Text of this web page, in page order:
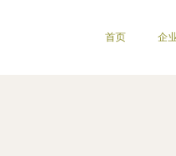
首页 企